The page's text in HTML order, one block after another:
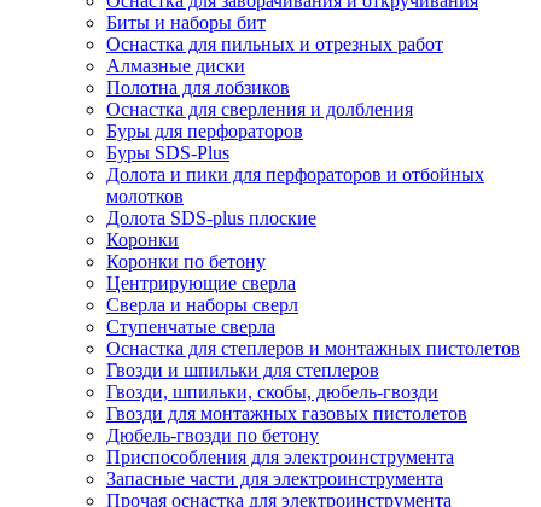
Биты и наборы бит
Оснастка для пильных и отрезных работ
Алмазные диски
Полотна для лобзиков
Оснастка для сверления и долбления
Буры для перфораторов
Буры SDS-Plus
Долота и пики для перфораторов и отбойных
молотков
Долота SDS-plus плоские
Коронки
Коронки по бетону
Центрирующие сверла
Сверла и наборы сверл
Ступенчатые сверла
Оснастка для степлеров и монтажных пистолетов
Гвозди и шпильки для степлеров
Гвозди, шпильки, скобы, дюбель-гвозди
Гвозди для монтажных газовых пистолетов
Дюбель-гвозди по бетону
Приспособления для электроинструмента
Запасные части для электроинструмента
Прочая оснастка для электроинструмента